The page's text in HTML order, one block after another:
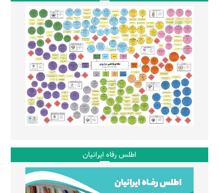
اطلس رفاه ایرانیان